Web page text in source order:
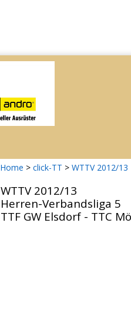
Home > click-TT > WTTV 2012/13
WTTV 2012/13
Herren-Verbandsliga 5
TTF GW Elsdorf - TTC